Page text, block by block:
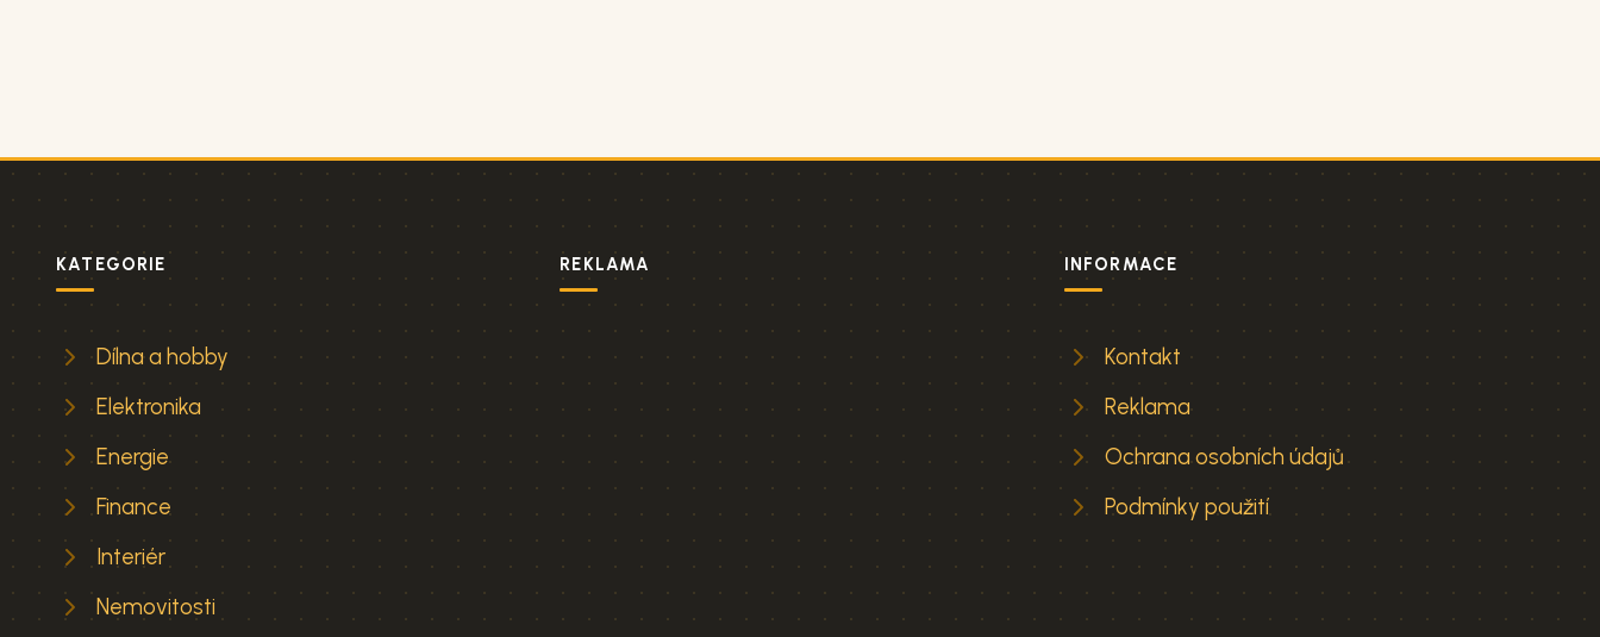
KATEGORIE
Dílna a hobby
Elektronika
Energie
Finance
Interiér
Nemovitosti
REKLAMA INFORMACE
Kontakt
Reklama
Ochrana osobních údajů
Podmínky použití